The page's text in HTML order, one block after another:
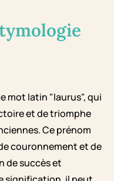
mot latin "laurus", qui
et de triomphe
Ce prénom
couronnement et de
de succès et